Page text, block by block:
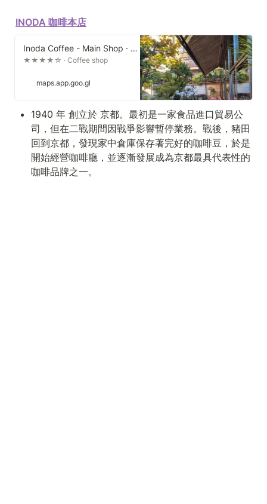
INODA 咖啡本店
Inoda Coffee - Main Shop · 140 Doyucho, Nakagyo Ward, Kyoto, 604-8118, Japan
★★★★☆ · Coffee shop
maps.app.goo.gl
1940 年 創立於 京都。最初是一家食品進口貿易公
司，但在二戰期間因戰爭影響暫停業務。戰後，豬田
回到京都，發現家中倉庫保存著完好的咖啡豆，於是
開始經營咖啡廳，並逐漸發展成為京都最具代表性的
咖啡品牌之一。